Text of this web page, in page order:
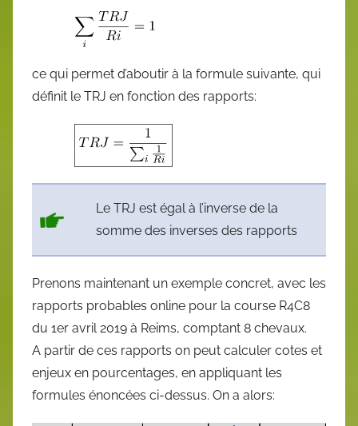
ce qui permet d’aboutir à la formule suivante, qui
définit le TRJ en fonction des rapports:
Le TRJ est égal à l’inverse de la
somme des inverses des rapports
Prenons maintenant un exemple concret, avec les
rapports probables online pour la course R4C8
du 1er avril 2019 à Reims, comptant 8 chevaux.
A partir de ces rapports on peut calculer cotes et
enjeux en pourcentages, en appliquant les
formules énoncées ci-dessus. On a alors: